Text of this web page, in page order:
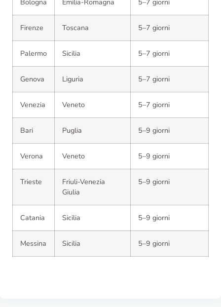
Bologna Emilia-Romagna 5–7 giorni
Firenze Toscana 5–7 giorni
Palermo Sicilia 5–7 giorni
Genova Liguria 5–7 giorni
Venezia Veneto 5–7 giorni
Bari Puglia 5–9 giorni
Verona Veneto 5–9 giorni
Trieste
Friuli-Venezia
Giulia
5–9 giorni
Catania Sicilia 5–9 giorni
Messina Sicilia 5–9 giorni